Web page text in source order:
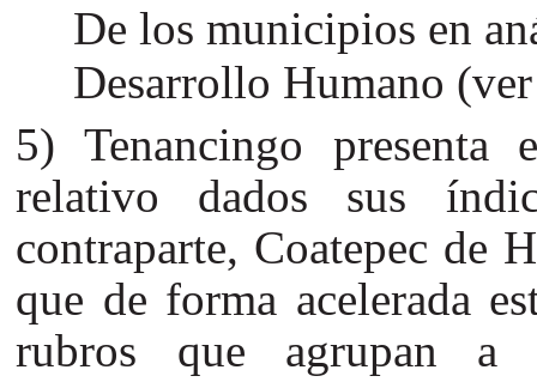
De los municipios en
Desarrollo Humano
5) Tenancingo presenta
relativo dados sus
contraparte, Coatepec de
que de forma acelerada
rubros que agrupan a